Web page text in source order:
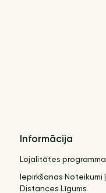
Informācija
Lojalitātes programma
Iepirkšanas Noteikumi |
Distances Līgums